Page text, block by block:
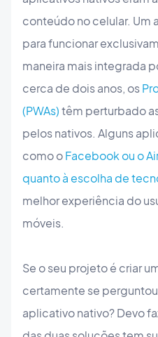
conteúdo no celular. Um
para funcionar
maneira mais integrada
cerca de dois anos, os
(PWAs)têm perturbado
pelos nativos. Alguns
como oFacebook ou o
quanto à escolha de
melhor experiência do
móveis.
Se o seu projeto é criar
certamente se
aplicativo nativo? Devo